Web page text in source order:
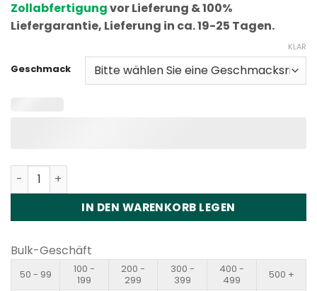
Zollabfertigungvor Lieferung & 100%
Liefergarantie, Lieferung in ca. 19-25 Tagen.
Geschmack
KLAR
Fumot ECO 2in1 50K Puffs Disposable Vape Wholesale
IN DEN WARENKORB LEGEN
Bulk-Geschäft
50 - 99
100 -
199
200 -
299
300 -
399
400 -
499
500 +